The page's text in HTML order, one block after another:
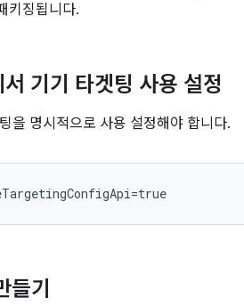
키징됩니다.
기기 타겟팅 사용 설정
을 명시적으로 사용 설정해야 합니다.
기